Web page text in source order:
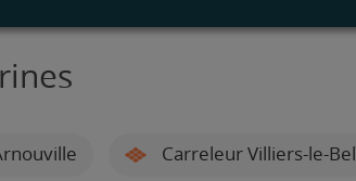
Carreleur Villiers-le-Bel